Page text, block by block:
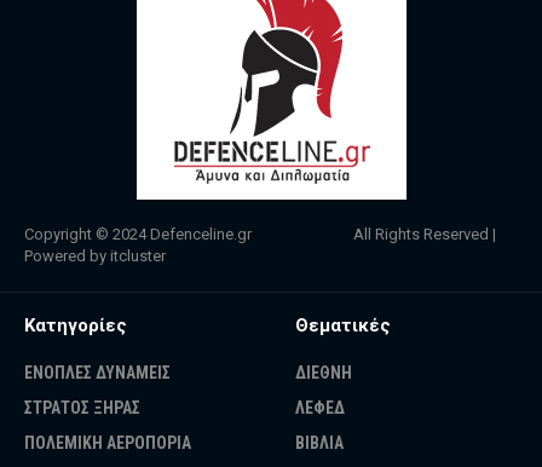
Copyright © 2024 Defenceline.gr All Rights Reserved |
Powered by itcluster
Κατηγορίες
ΕΝΟΠΛΕΣ ΔΥΝΑΜΕΙΣ
ΣΤΡΑΤΟΣ ΞΗΡΑΣ
ΠΟΛΕΜΙΚΗ ΑΕΡΟΠΟΡΙΑ
Θεματικές
ΔΙΕΘΝΗ
ΛΕΦΕΔ
ΒΙΒΛΙΑ